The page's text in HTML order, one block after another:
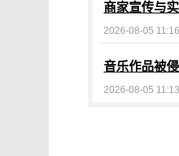
商家宣传与
2026-08-05
音乐作品被
2026-08-05